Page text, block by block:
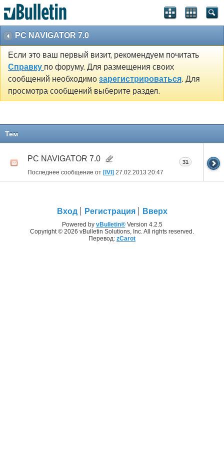
PC NAVIGATOR 7.0
Если это ваш первый визит, рекомендуем почитать
Справку по форуму. Для размещения своих
сообщений необходимо зарегистрироваться. Для
просмотра сообщений выберите раздел.
Тем
PC NAVIGATOR 7.0
Последнее сообщение от [IVI] 27.02.2013 20:47
31
Вход Регистрация Вверх
Powered by vBulletin®Version 4.2.5
Copyright © 2026 vBulletin Solutions, Inc. All rights reserved.
Перевод: zCarot